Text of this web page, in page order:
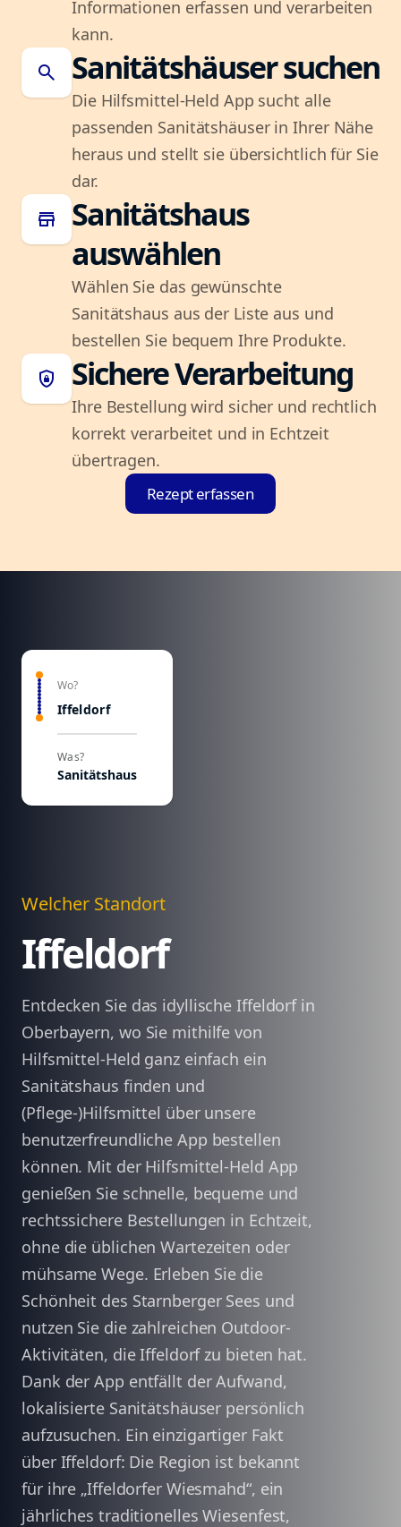
Informationen erfassen und verarbeiten
kann.
search Sanitätshäuser suchen
Die Hilfsmittel-Held App sucht alle
passenden Sanitätshäuser in Ihrer Nähe
heraus und stellt sie übersichtlich für Sie
dar.
store
Sanitätshaus
auswählen
Wählen Sie das gewünschte
Sanitätshaus aus der Liste aus und
bestellen Sie bequem Ihre Produkte.
shield_lock Sichere Verarbeitung
Ihre Bestellung wird sicher und rechtlich
korrekt verarbeitet und in Echtzeit
übertragen.
Rezept erfassen
Wo?
Iffeldorf
Was?
Sanitätshaus
Welcher Standort
Iffeldorf
Entdecken Sie das idyllische Iffeldorf in
Oberbayern, wo Sie mithilfe von
Hilfsmittel-Held ganz einfach ein
Sanitätshaus finden und
(Pflege-)Hilfsmittel über unsere
benutzerfreundliche App bestellen
können. Mit der Hilfsmittel-Held App
genießen Sie schnelle, bequeme und
rechtssichere Bestellungen in Echtzeit,
ohne die üblichen Wartezeiten oder
mühsame Wege. Erleben Sie die
Schönheit des Starnberger Sees und
nutzen Sie die zahlreichen Outdoor-
Aktivitäten, die Iffeldorf zu bieten hat.
Dank der App entfällt der Aufwand,
lokalisierte Sanitätshäuser persönlich
aufzusuchen. Ein einzigartiger Fakt
über Iffeldorf: Die Region ist bekannt
für ihre „Iffeldorfer Wiesmahd“, ein
jährliches traditionelles Wiesenfest,